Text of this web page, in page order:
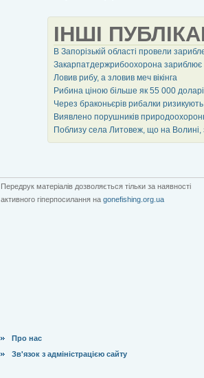
ІНШІ
В Запорізькій області провели
Закарпатдержрибоохорона зариблює
Ловив рибу, а зловив меч вікінга
Рибина ціною більше як 55 000
Через браконьєрів рибалки
Виявлено порушників
Поблизу села Литовеж, що на
Передрук матеріалів дозволяється тільки за наявності
активного гіперпосилання на gonefishing.org.ua
Про нас
Зв'язок з адміністрацією сайту